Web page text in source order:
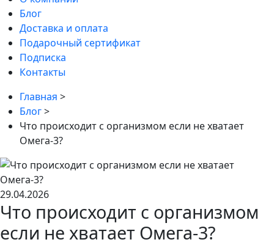
Блог
Доставка и оплата
Подарочный сертификат
Подписка
Контакты
Главная >
Блог>
Что происходит с организмом если не хватает
Омега-3?
29.04.2026
Что происходит с организмом
если не хватает Омега-3?